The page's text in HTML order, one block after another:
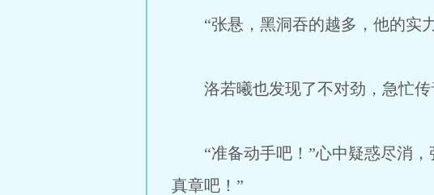
“张悬，黑洞吞的越多，他的实
洛若曦也发现了不对劲，急忙传
“准备动手吧！”心中疑惑尽消，
真章吧！”